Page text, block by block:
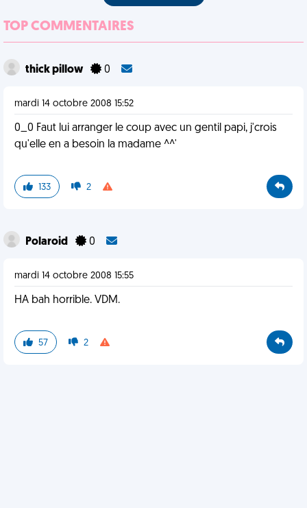
TOP COMMENTAIRES
thick pillow 0
mardi 14 octobre 2008 15:52
0_0 Faut lui arranger le coup avec un gentil papi, j'crois
qu'elle en a besoin la madame ^^'
133 2
Polaroid 0
mardi 14 octobre 2008 15:55
HA bah horrible. VDM.
57 2